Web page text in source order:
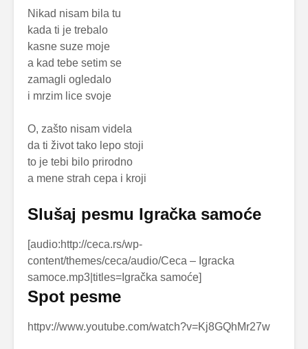
Nikad nisam bila tu
kada ti je trebalo
kasne suze moje
a kad tebe setim se
zamagli ogledalo
i mrzim lice svoje
O, zašto nisam videla
da ti život tako lepo stoji
to je tebi bilo prirodno
a mene strah cepa i kroji
Slušaj pesmu Igračka samoće
[audio:http://ceca.rs/wp-
content/themes/ceca/audio/Ceca – Igracka
samoce.mp3|titles=Igračka samoće]
Spot pesme
httpv://www.youtube.com/watch?v=Kj8GQhMr27w